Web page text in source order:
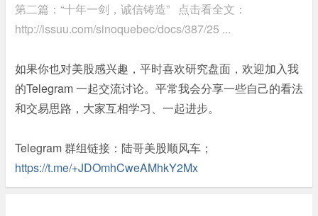
第二篇：“十年一剑，诚信铸造” 点击看全文：
http://issuu.com/sinoquebec/docs/387/25 ...
如果你也对美股感兴趣，平时喜欢研究盘面，欢迎加入我
的Telegram 一起交流讨论。平常我会分享一些自己的看法
和交易思路，大家互相学习、一起进步。
Telegram 群组链接：陆哥美股顺风车；
https://t.me/+JDOmhCweAMhkY2Mx